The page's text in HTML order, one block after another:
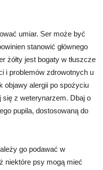
umiar. Ser może być
stanowić głównego
żółty jest bogaty w tłuszcze
i problemów zdrowotnych u
objawy alergii po spożyciu
z weterynarzem. Dbaj o
pupila, dostosowaną do
go podawać w
niektóre psy mogą mieć